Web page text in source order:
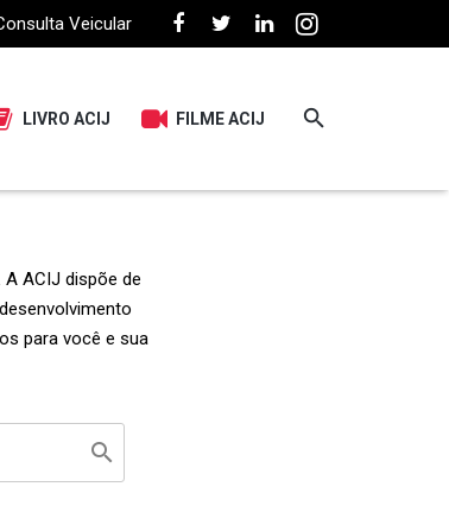
Veicular
LIVRO ACIJ FILME ACIJ
ACIJ dispõe de
para você e sua